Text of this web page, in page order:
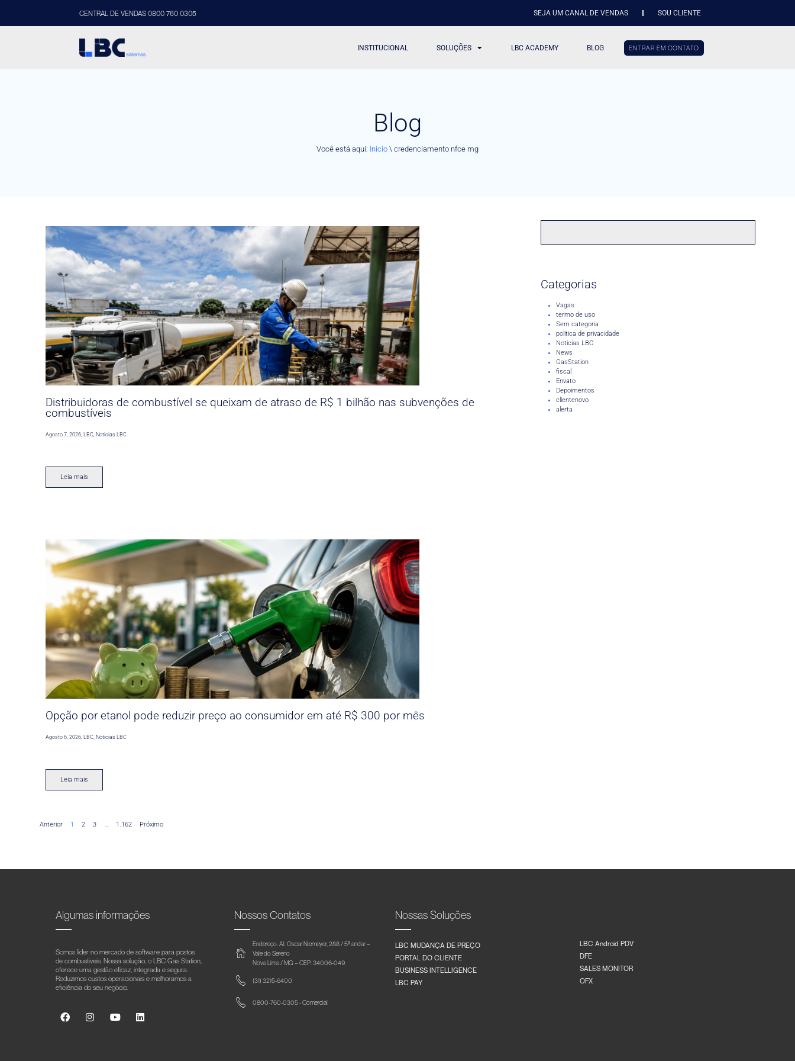
CENTRAL DE VENDAS 0800 760 0305 SEJA UM CANAL DE VENDAS SOU CLIENTE
INSTITUCIONAL SOLUÇÕES LBC ACADEMY BLOG ENTRAR EM CONTATO
Blog
Você está aqui: Início \ credenciamento nfce mg
Distribuidoras de combustível se queixam de atraso de R$ 1 bilhão nas subvenções de
combustíveis
Agosto 7, 2026,LBC,Noticias LBC
Leia mais
Opção por etanol pode reduzir preço ao consumidor em até R$ 300 por mês
Agosto 6, 2026 ,LBC Noticias LBC
Leia mais
Anterior 1 2 3 … 1.162 Próximo
Categorias
Vagas
termo de uso
Sem categoria
politica de privacidade
Noticias LBC
News
GasStation
fiscal
Envato
Depoimentos
clientenovo
alerta
Algumas informações
Somos líder no mercado de software para postos
de combustíveis. Nossa solução, o LBC Gas Station,
oferece uma gestão eficaz, integrada e segura.
Reduzimos custos operacionais e melhoramos a
eficiência do seu negócio.
Nossos Contatos
Endereço: Al. Oscar Niemeyer, 288 / 5º andar –
Vale do Sereno
Nova Lima / MG – CEP: 34006-049
(31) 3215-6400
0800-760-0305 - Comercial
Nossas Soluções
LBC MUDANÇA DE PREÇO
PORTAL DO CLIENTE
BUSINESS INTELLIGENCE
LBC PAY
LBC Android PDV
DFE
SALES MONITOR
OFX